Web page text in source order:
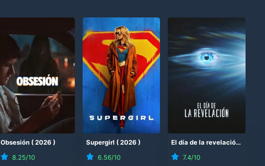
)
Obsesión (2026 )
8.25/10
Supergirl (2026 )
6.56/10
El día de la revelación
7.4/10